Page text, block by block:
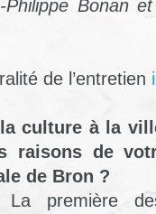
Bonan
de l’entretien
culture à la
raisons de
de Bron ?
La première